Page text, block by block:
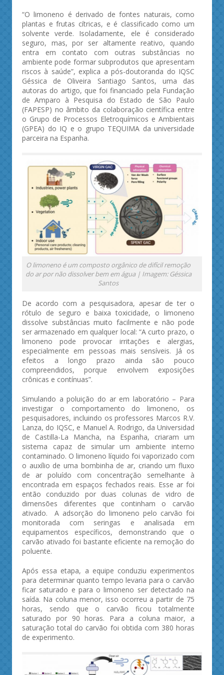
“O limoneno é derivado de fontes naturais, como
plantas e frutas cítricas, e é classificado como um
solvente verde. Isoladamente, ele é considerado
seguro, mas, por ser altamente reativo, quando
entra em contato com outras substâncias no
ambiente pode formar subprodutos que apresentam
riscos à saúde”, explica a pós-doutoranda do IQSC
Géssica de Oliveira Santiago Santos, uma das
autoras do artigo, que foi financiado pela Fundação
de Amparo à Pesquisa do Estado de São Paulo
(FAPESP) no âmbito da colaboração científica entre
o Grupo de Processos Eletroquímicos e Ambientais
(GPEA) do IQ e o grupo TEQUIMA da universidade
parceira na Espanha.
O limoneno é um composto orgânico de difícil remoção
do ar por não dissolver bem em água | Imagem: Géssica
Santos
De acordo com a pesquisadora, apesar de ter o
rótulo de seguro e baixa toxicidade, o limoneno
dissolve substâncias muito facilmente e não pode
ser armazenado em qualquer local: “A curto prazo, o
limoneno pode provocar irritações e alergias,
especialmente em pessoas mais sensíveis. Já os
efeitos a longo prazo ainda são pouco
compreendidos, porque envolvem exposições
crônicas e contínuas”.
Simulando a poluição do ar em laboratório – Para
investigar o comportamento do limoneno, os
pesquisadores, incluindo os professores Marcos R.V.
Lanza, do IQSC, e Manuel A. Rodrigo, da Universidad
de Castilla-La Mancha, na Espanha, criaram um
sistema capaz de simular um ambiente interno
contaminado. O limoneno líquido foi vaporizado com
o auxílio de uma bombinha de ar, criando um fluxo
de ar poluído com concentração semelhante à
encontrada em espaços fechados reais. Esse ar foi
então conduzido por duas colunas de vidro de
dimensões diferentes que continham o carvão
ativado. A adsorção do limoneno pelo carvão foi
monitorada com seringas e analisada em
equipamentos específicos, demonstrando que o
carvão ativado foi bastante eficiente na remoção do
poluente.
Após essa etapa, a equipe conduziu experimentos
para determinar quanto tempo levaria para o carvão
ficar saturado e para o limoneno ser detectado na
saída. Na coluna menor, isso ocorreu a partir de 75
horas, sendo que o carvão ficou totalmente
saturado por 90 horas. Para a coluna maior, a
saturação total do carvão foi obtida com 380 horas
de experimento.